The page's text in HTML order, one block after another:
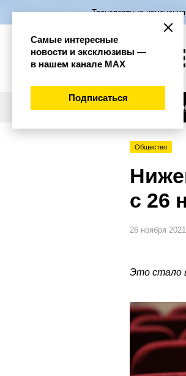
Транспортные изменения
Общество
с 26
26 ноября
Это стало
Самые интересные
новости и эксклюзивы —
в нашем канале МАХ
Подписаться